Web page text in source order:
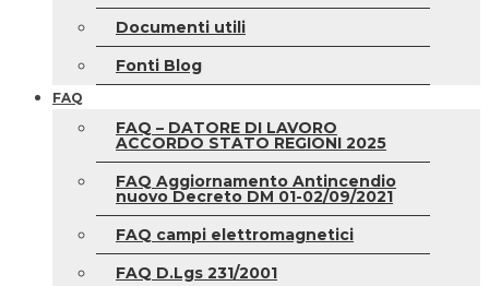
Documenti utili
Fonti Blog
FAQ
FAQ – DATORE DI LAVORO
ACCORDO STATO REGIONI 2025
FAQ Aggiornamento Antincendio
nuovo Decreto DM 01-02/09/2021
FAQ campi elettromagnetici
FAQ D.Lgs 231/2001